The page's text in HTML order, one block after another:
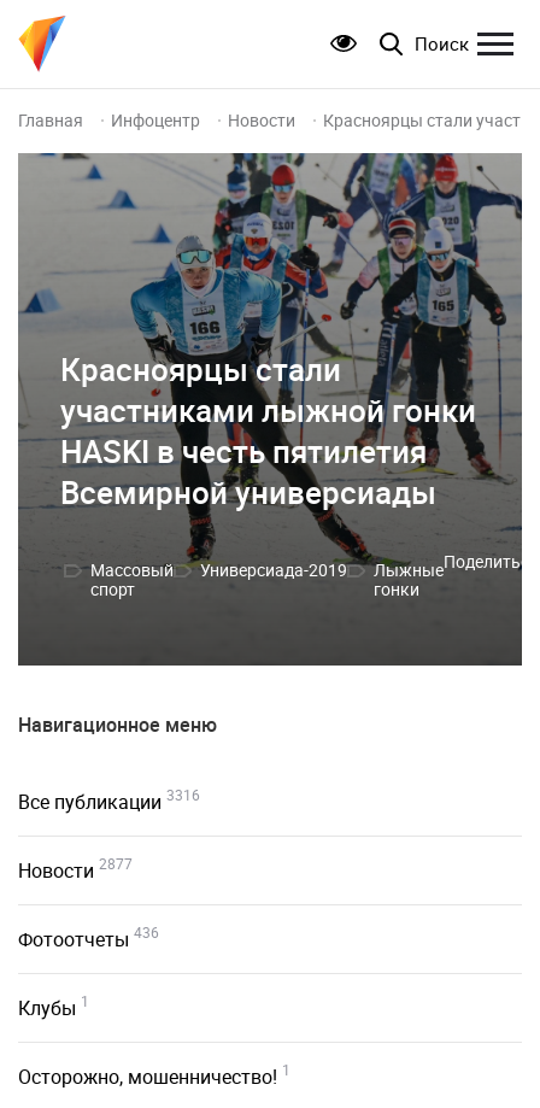
Поиск
Главная Инфоцентр Новости Красноярцы стали
Красноярцы стали
участниками лыжной гонки
HASKI в честь пятилетия
Всемирной универсиады
Массовый
спорт
Универсиада-2019
Лыжные
гонки
Поделиться
Навигационное меню
Все публикации 3316
Новости 2877
Фотоотчеты 436
Клубы 1
Осторожно, мошенничество! 1